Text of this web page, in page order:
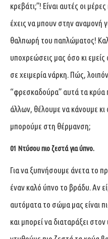
κρεβάτι;”! Είναι αυτές οι
έχεις να μπουν στην αναμονή
θαλπωρή του παπλώματος!
υποχρεώσεις μας όσο κι
σε χειμερία νάρκη. Πώς,
“φρεσκαδούρα” αυτά τα κρύα
άλλων, θέλουμε να κάνουμε
μπορούμε στη θέρμανση;
01 Ντύσου πιο ζεστά για ύπνο.
Για να ξυπνήσουμε άνετα το
έναν καλό ύπνο το βράδυ. Αν
αυτόματα το σώμα μας είναι
και μπορεί να διαταράξει